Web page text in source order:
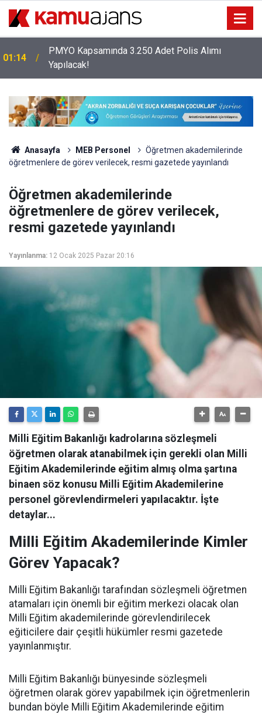
01:14
PMYO Kapsamında 3.250 Adet Polis Alımı
Yapılacak!
Anasayfa MEB Personel
Öğretmen akademilerinde
öğretmenlere de görev verilecek, resmi gazetede yayınlandı
Öğretmen akademilerinde
öğretmenlere de görev verilecek,
resmi gazetede yayınlandı
Yayınlanma: 12 Ocak 2025 Pazar 20:16
Milli Eğitim Bakanlığı kadrolarına sözleşmeli
öğretmen olarak atanabilmek için gerekli olan Milli
Eğitim Akademilerinde eğitim almış olma şartına
binaen söz konusu Milli Eğitim Akademilerine
personel görevlendirmeleri yapılacaktır. İşte
detaylar...
Milli Eğitim Akademilerinde Kimler
Görev Yapacak?
Milli Eğitim Bakanlığı tarafından sözleşmeli öğretmen
atamaları için önemli bir eğitim merkezi olacak olan
Milli Eğitim akademilerinde görevlendirilecek
eğiticilere dair çeşitli hükümler resmi gazetede
yayınlanmıştır.
Milli Eğitim Bakanlığı bünyesinde sözleşmeli
öğretmen olarak görev yapabilmek için öğretmenlerin
bundan böyle Milli Eğitim Akademilerinde eğitim